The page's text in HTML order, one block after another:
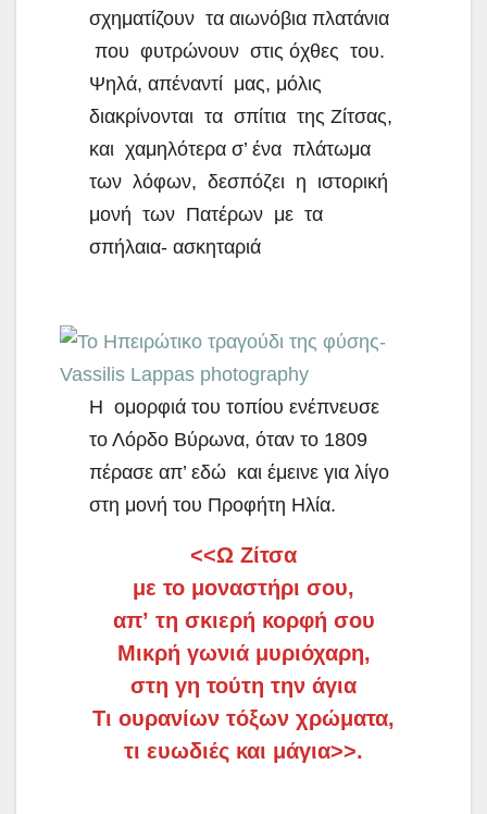
σχηματίζουν τα αιωνόβια πλατάνια
που φυτρώνουν στις όχθες του.
Ψηλά, απέναντί μας, μόλις
διακρίνονται τα σπίτια της Ζίτσας,
και χαμηλότερα σ’ ένα πλάτωμα
των λόφων, δεσπόζει η ιστορική
μονή των Πατέρων με τα
σπήλαια- ασκηταριά
Η ομορφιά του τοπίου ενέπνευσε
το Λόρδο Βύρωνα, όταν το 1809
πέρασε απ’ εδώ και έμεινε για λίγο
στη μονή του Προφήτη Ηλία.
<<Ω Ζίτσα
με το μοναστήρι σου,
απ’ τη σκιερή κορφή σου
Μικρή γωνιά μυριόχαρη,
στη γη τούτη την άγια
Τι ουρανίων τόξων χρώματα,
τι ευωδιές και μάγια>>.